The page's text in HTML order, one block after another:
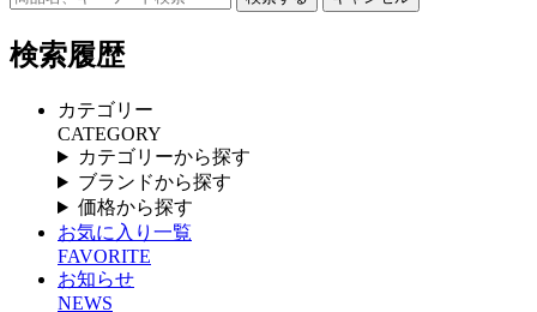
検索履歴
カテゴリー
CATEGORY
カテゴリーから探す
ブランドから探す
価格から探す
お気に入り一覧
FAVORITE
お知らせ
NEWS